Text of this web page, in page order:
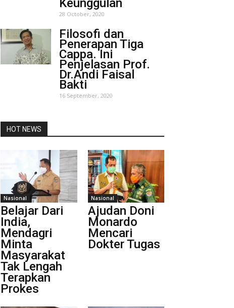
Keunggulan
28 October, 2020
Filosofi dan
Penerapan Tiga
Cappa. Ini
Penjelasan Prof.
Dr.Andi Faisal
Bakti
16 September, 2020
HOT NEWS
Nasional
Belajar Dari
India,
Mendagri
Minta
Masyarakat
Tak Lengah
Terapkan
Prokes
Nasional
Ajudan Doni
Monardo
Mencari
Dokter Tugas